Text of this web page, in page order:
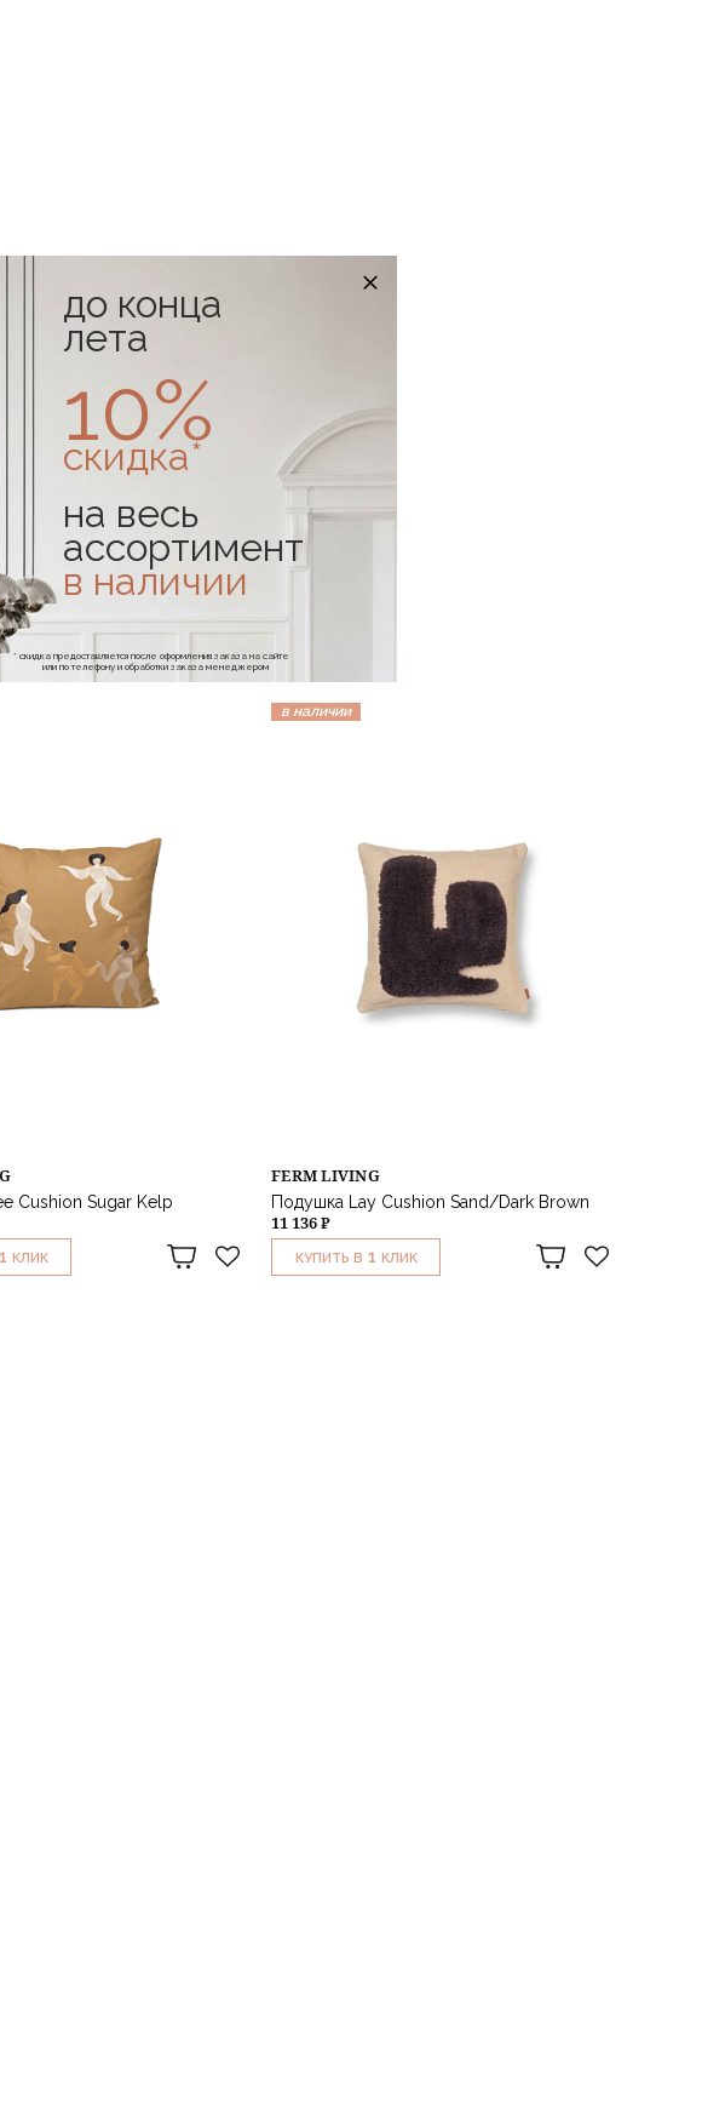
Cushion Sugar Kelp
1 КЛИК
в наличии
FERM LIVING
Подушка Lay Cushion Sand/Dark Brown
11 136 ₽
КУПИТЬ В 1 КЛИК
до конца
лета
10%
скидка*
на весь
ассортимент
в наличии
* скидка предоставляется после оформления заказа на сайте
или по телефону и обработки заказа менеджером